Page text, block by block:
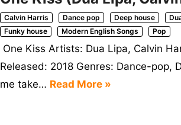
Calvin Harris Dance pop Deep house
Funky house
Modern English Songs Pop
One Kiss Artists: Dua Lipa, Calvin
Released: 2018 Genres: Dance-pop,
me take… Read More »